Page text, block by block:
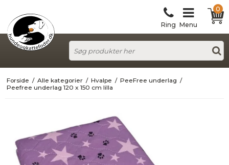
Ring Menu
0
Forside / Alle kategorier / Hvalpe / PeeFree underlag /
Peefree underlag 120 x 150 cm lilla